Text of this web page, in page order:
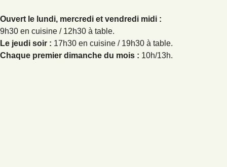
Ouvert le lundi, mercredi et vendredi midi :
9h30 en cuisine / 12h30 à table.
Le jeudi soir : 17h30 en cuisine / 19h30 à table.
Chaque premier dimanche du mois : 10h/13h.